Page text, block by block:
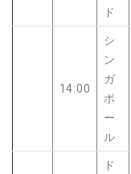
ド
14:00
シ
ン
ガ
ポ
ー
ル
ド